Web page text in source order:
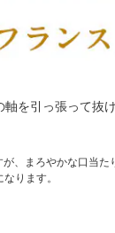
を引っ張って抜
、まろやかな口当た
ります。